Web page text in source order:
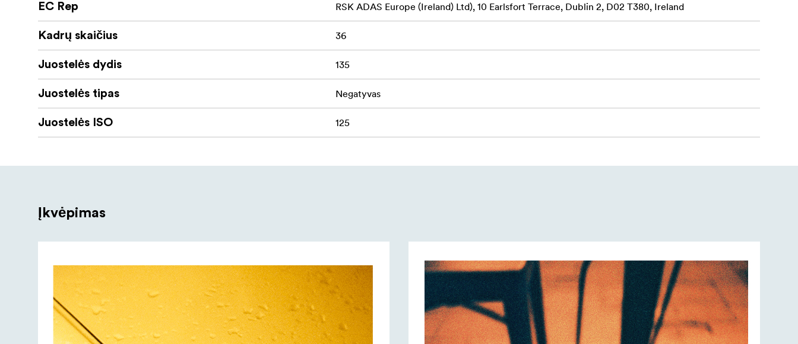
EC Rep RSK ADAS Europe (Ireland) Ltd), 10 Earlsfort Terrace, Dublin 2, D02 T380, Ireland
Kadrų skaičius 36
Juostelės dydis 135
Juostelės tipas Negatyvas
Juostelės ISO 125
Įkvėpimas